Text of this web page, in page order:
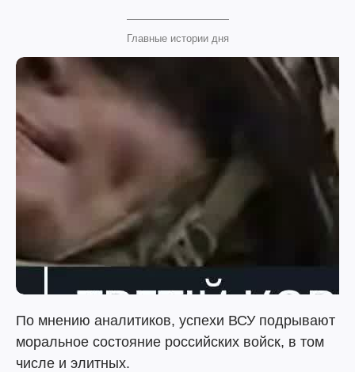
Главные истории дня
По мнению аналитиков, успехи ВСУ подрывают
моральное состояние российских войск, в том
числе и элитных.